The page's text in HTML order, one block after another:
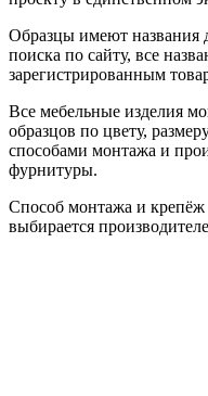
Образцы имеют названия
поиска по сайту, все
зарегистрированным
Все мебельные изделия
образцов по цвету,
способами монтажа и
фурнитуры.
Способ монтажа и крепёж
выбирается